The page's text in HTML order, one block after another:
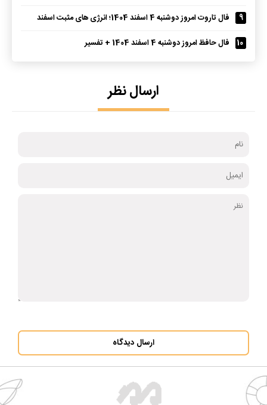
9
فال تاروت امروز دوشنبه 4 اسفند 1404؛ انرژی های مثبت اسفند
10
فال حافظ امروز دوشنبه 4 اسفند 1404 + تفسیر
ارسال نظر
ارسال دیدگاه